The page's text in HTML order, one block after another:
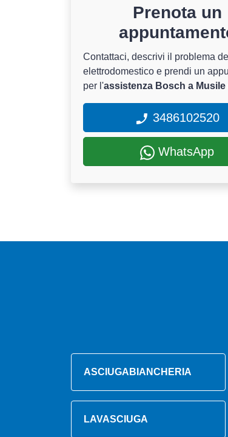
Prenota un
Contattaci, descrivi il problema
elettrodomestico e prendi un
per l'assistenza Bosch a Musile
3486102520
WhatsApp
ASCIUGABIANCHERIA
LAVASCIUGA